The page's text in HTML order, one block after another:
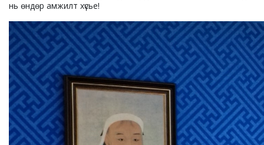
нь өндөр амжилт хүсье!